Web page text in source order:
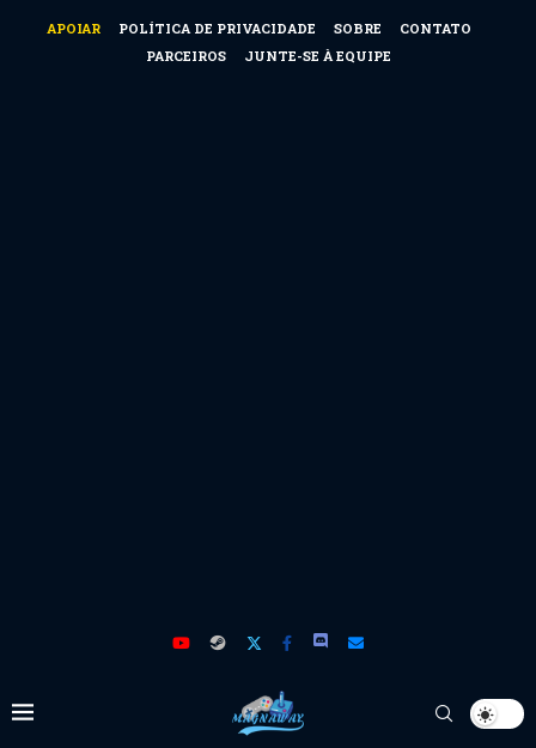
APOIAR POLÍTICA DE PRIVACIDADE SOBRE
CONTATO
PARCEIROS
JUNTE-SE À EQUIPE